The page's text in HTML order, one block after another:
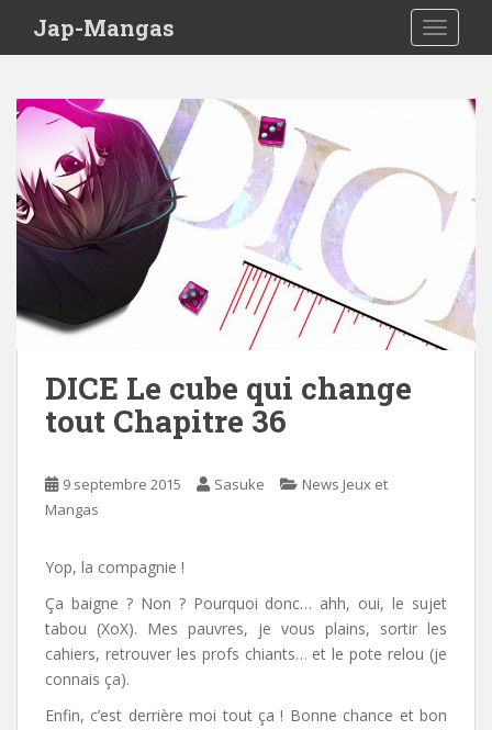
Jap-Mangas
DICE Le cube qui change
tout Chapitre 36
9 septembre 2015 Sasuke
News Jeux et
Mangas
Yop, la compagnie !
Ça baigne ? Non ? Pourquoi donc… ahh, oui, le sujet
tabou (XoX). Mes pauvres, je vous plains, sortir les
cahiers, retrouver les profs chiants… et le pote relou (je
connais ça).
Enfin, c’est derrière moi tout ça ! Bonne chance et bon